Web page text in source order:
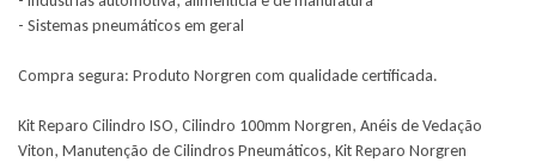
- Sistemas pneumáticos em geral
Compra segura: Produto Norgren com qualidade certificada.
Kit Reparo Cilindro ISO, Cilindro 100mm Norgren, Anéis de Vedação
Viton, Manutenção de Cilindros Pneumáticos, Kit Reparo Norgren